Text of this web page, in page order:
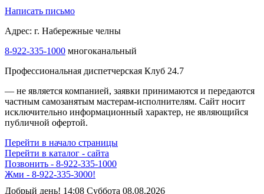
Написать письмо
Адрес: г. Набережные челны
8-922-335-1000 многоканальный
Профессиональная диспетчерская Клуб 24.7
— не является компанией, заявки принимаются и передаются
частным самозанятым мастерам‑исполнителям. Сайт носит
исключительно информационный характер, не являющийся
публичной офертой.
Перейти в начало страницы
Перейти в каталог - сайта
Позвонить - 8-922-335-1000
Жми - 8-922-335-3000!
Добрый день! 14:08 Суббота 08.08.2026